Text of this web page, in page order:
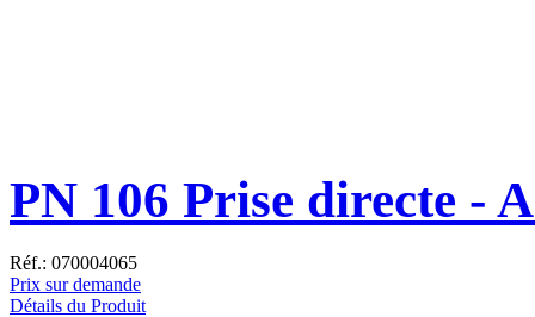
PN 106 Prise directe -
Réf.: 070004065
Prix sur demande
Détails du Produit